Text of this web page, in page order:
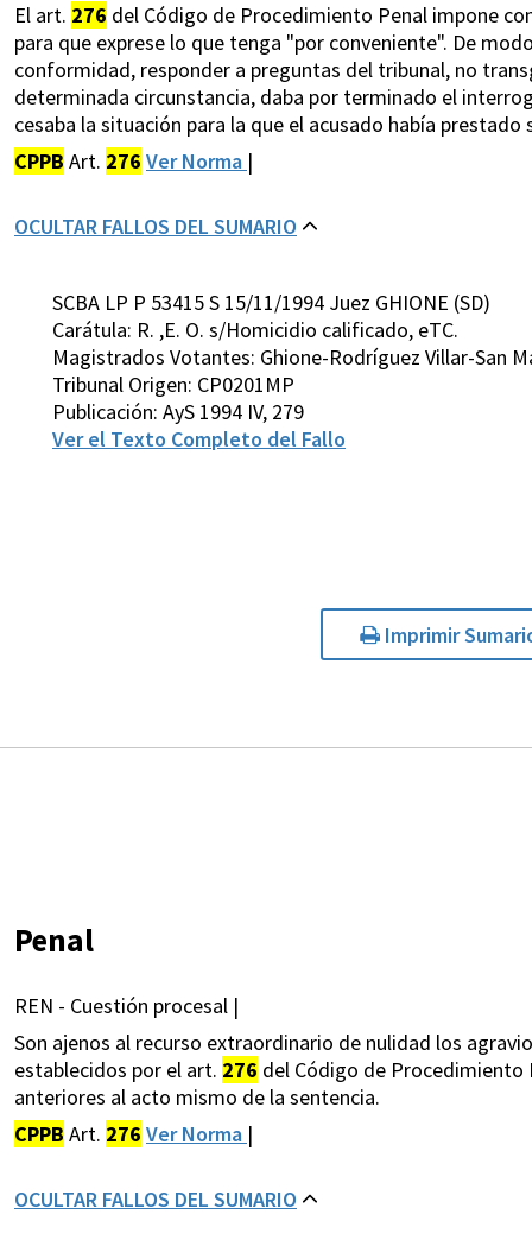
El art. 276 del Código de Procedimiento Penal impone
para que exprese lo que tenga "por conveniente". De
conformidad, responder a preguntas del tribunal, no
determinada circunstancia, daba por terminado el
cesaba la situación para la que el acusado había
CPPB Art. 276 Ver Norma |
OCULTAR FALLOS DEL SUMARIO
SCBA LP P 53415 S 15/11/1994 Juez GHIONE (SD)
Carátula: R. ,E. O. s/Homicidio calificado, eTC.
Magistrados Votantes: Ghione-Rodríguez Villar-San
Tribunal Origen: CP0201MP
Publicación: AyS 1994 IV, 279
Ver el Texto Completo del Fallo
Imprimir
Penal
REN - Cuestión procesal |
Son ajenos al recurso extraordinario de nulidad los
establecidos por el art. 276 del Código de
anteriores al acto mismo de la sentencia.
CPPB Art. 276 Ver Norma |
OCULTAR FALLOS DEL SUMARIO